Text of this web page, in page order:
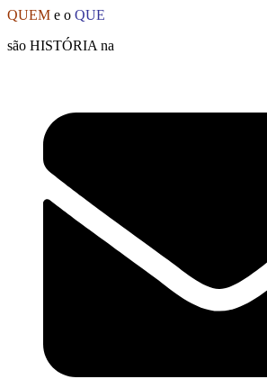
Ir
o
QUEM e o QUE
são HISTÓRIA na